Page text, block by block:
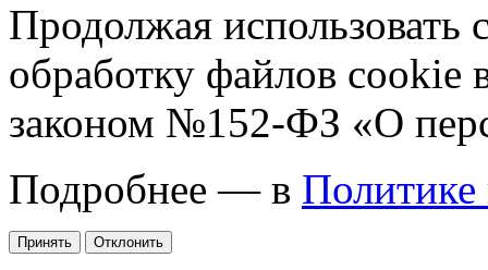
Продолжая использовать
обработку файлов cookie
законом №152-ФЗ «О
Подробнее — в Политике
Принять Отклонить